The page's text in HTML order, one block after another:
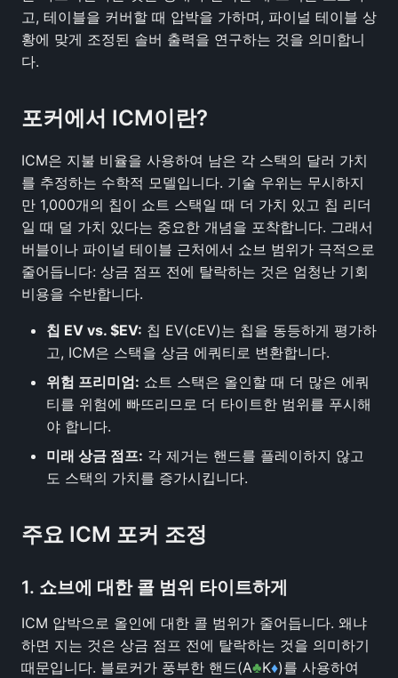
고, 테이블을 커버할 때 압박을 가하며, 파이널 테이블 상
황에 맞게 조정된 솔버 출력을 연구하는 것을 의미합니
다.
포커에서 ICM이란?
ICM은 지불 비율을 사용하여 남은 각 스택의 달러 가치
를 추정하는 수학적 모델입니다. 기술 우위는 무시하지
만 1,000개의 칩이 쇼트 스택일 때 더 가치 있고 칩 리더
일 때 덜 가치 있다는 중요한 개념을 포착합니다. 그래서
버블이나 파이널 테이블 근처에서 쇼브 범위가 극적으로
줄어듭니다: 상금 점프 전에 탈락하는 것은 엄청난 기회
비용을 수반합니다.
칩 EV vs. $EV: 칩 EV(cEV)는 칩을 동등하게 평가하
고, ICM은 스택을 상금 에쿼티로 변환합니다.
위험 프리미엄: 쇼트 스택은 올인할 때 더 많은 에쿼
티를 위험에 빠뜨리므로 더 타이트한 범위를 푸시해
야 합니다.
미래 상금 점프: 각 제거는 핸드를 플레이하지 않고
도 스택의 가치를 증가시킵니다.
주요 ICM 포커 조정
1. 쇼브에 대한 콜 범위 타이트하게
ICM 압박으로 올인에 대한 콜 범위가 줄어듭니다. 왜냐
하면 지는 것은 상금 점프 전에 탈락하는 것을 의미하기
때문입니다. 블로커가 풍부한 핸드(A♣K♦)를 사용하여